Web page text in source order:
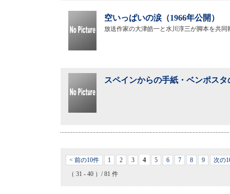
空いっぱいの涙（1966年公開）
放送作家の大津皓一と水川淳三が脚本を共
スペインからの手紙・ベンポス
< 前の10件 1 2 3 4 5 6 7 8 9
次の
（ 31 - 40 ）/ 81 件